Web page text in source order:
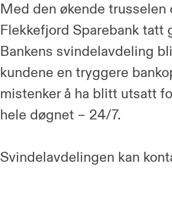
Med den økende
Flekkefjord Sparebank tatt
Bankens svindelavdeling
kundene en tryggere
mistenker å ha blitt utsatt
hele døgnet – 24/7.
Svindelavdelingen kan